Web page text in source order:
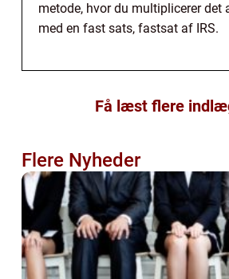
metode, hvor du multiplicerer det
med en fast sats, fastsat af IRS.
Få læst flere
Flere Nyheder